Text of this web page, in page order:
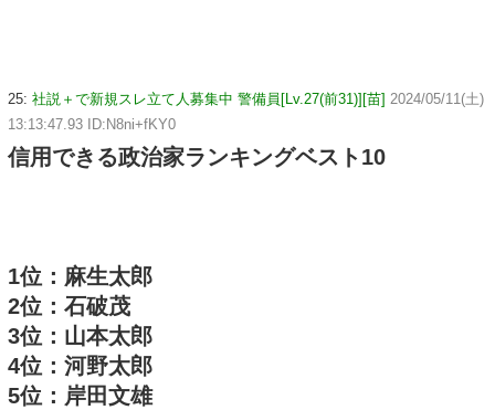
25: 社説＋で新規スレ立て人募集中 警備員[Lv.27(前31)][苗] 2024/05/11(土)
13:13:47.93 ID:N8ni+fKY0
信用できる政治家ランキングベスト10
1位：麻生太郎
2位：石破茂
3位：山本太郎
4位：河野太郎
5位：岸田文雄